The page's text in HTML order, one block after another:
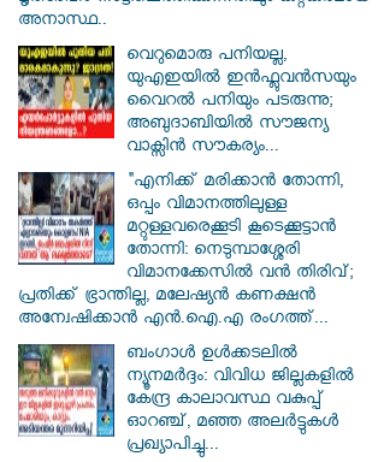
അനാസ്ഥ..
വെറുമൊരു പനിയല്ല,
യുഎഇയിൽ ഇൻഫ്ലുവൻസയും
വൈറൽ പനിയും പടരുന്നു;
അബുദാബിയിൽ സൗജന്യ
വാക്സിൻ സൗകര്യം...
"എനിക്ക് മരിക്കാൻ തോന്നി,
ഒപ്പം വിമാനത്തിലുള്ള
മറ്റുള്ളവരെക്കൂടി കൂടെക്കൂട്ടാൻ
തോന്നി: നെടുമ്പാശ്ശേരി
വിമാനക്കേസിൽ വൻ തിരിവ്;
പ്രതിക്ക് ഭ്രാന്തില്ല, മലേഷ്യൻ കണക്ഷൻ
അന്വേഷിക്കാൻ എൻ.ഐ.എ രംഗത്ത്...
ബംഗാൾ ഉൾക്കടലിൽ
ന്യൂനമർദ്ദം: വിവിധ ജില്ലകളിൽ
കേന്ദ്ര കാലാവസ്ഥ വകുപ്പ്
ഓറഞ്ച്, മഞ്ഞ അലർട്ടുകൾ
പ്രഖ്യാപിച്ചു...